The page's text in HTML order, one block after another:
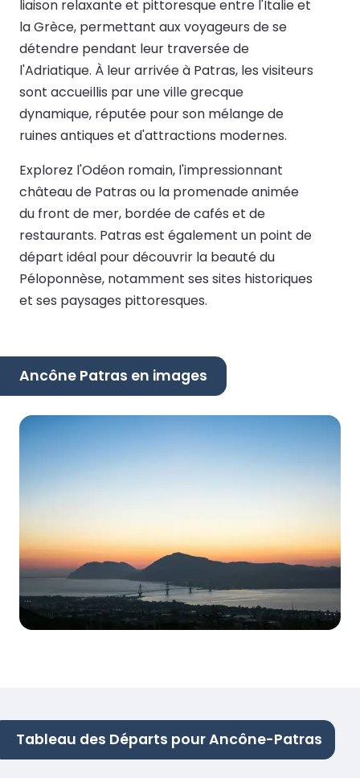
liaison relaxante et pittoresque entre l'Italie et
la Grèce, permettant aux voyageurs de se
détendre pendant leur traversée de
l'Adriatique. À leur arrivée à Patras, les visiteurs
sont accueillis par une ville grecque
dynamique, réputée pour son mélange de
ruines antiques et d'attractions modernes.
Explorez l'Odéon romain, l'impressionnant
château de Patras ou la promenade animée
du front de mer, bordée de cafés et de
restaurants. Patras est également un point de
départ idéal pour découvrir la beauté du
Péloponnèse, notamment ses sites historiques
et ses paysages pittoresques.
Ancône Patras en images
Tableau des Départs pour Ancône-Patras